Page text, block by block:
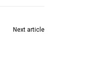
Next article